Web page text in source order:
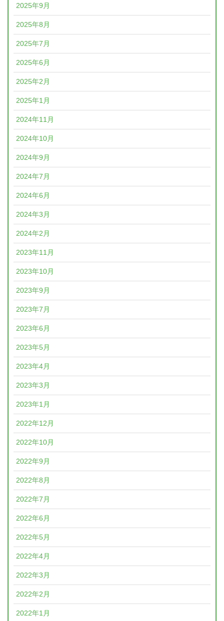
2025年9月
2025年8月
2025年7月
2025年6月
2025年2月
2025年1月
2024年11月
2024年10月
2024年9月
2024年7月
2024年6月
2024年3月
2024年2月
2023年11月
2023年10月
2023年9月
2023年7月
2023年6月
2023年5月
2023年4月
2023年3月
2023年1月
2022年12月
2022年10月
2022年9月
2022年8月
2022年7月
2022年6月
2022年5月
2022年4月
2022年3月
2022年2月
2022年1月